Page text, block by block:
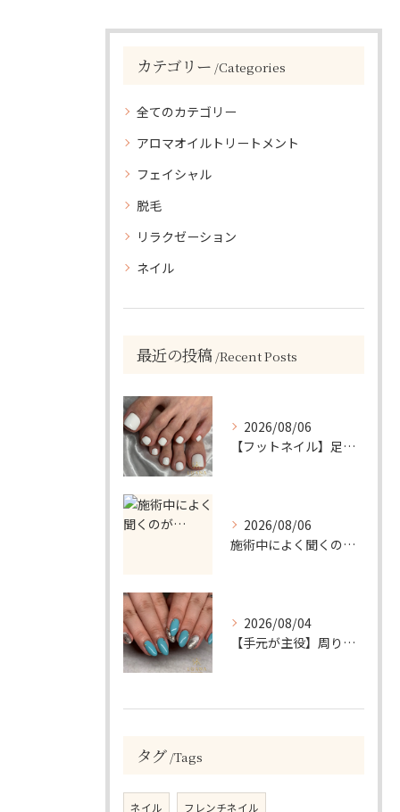
カテゴリー Categories
全てのカテゴリー
アロマオイルトリートメント
フェイシャル
脱毛
リラクゼーション
ネイル
最近の投稿 Recent Posts
2026/08/06
【フットネイル】足元がパッと映える！ホワイトワンカラーネイル
2026/08/06
施術中によく聞くのが…
2026/08/04
【手元が主役】周りと差がつく！ターコイズ×シルバーラメのアクセントネイル
タグ Tags
ネイル フレンチネイル